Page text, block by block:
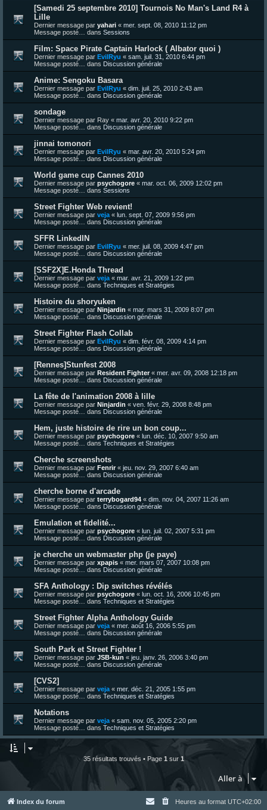
[Samedi 25 septembre 2010] Tournois No Man's Land R4 à
Lille
Dernier message par yahari « mer. sept. 08, 2010 11:12 pm
Message posté… dans Sessions
Film: Space Pirate Captain Harlock ( Albator quoi )
Dernier message par EvilRyu « sam. juil. 31, 2010 6:44 pm
Message posté… dans Discussion générale
Anime: Sengoku Basara
Dernier message par EvilRyu « dim. juil. 25, 2010 2:43 am
Message posté… dans Discussion générale
sondage
Dernier message par Ray « mar. avr. 20, 2010 9:22 pm
Message posté… dans Discussion générale
jinnai tomonori
Dernier message par EvilRyu « mar. avr. 20, 2010 5:24 pm
Message posté… dans Discussion générale
World game cup Cannes 2010
Dernier message par psychogore « mar. oct. 06, 2009 12:02 pm
Message posté… dans Sessions
Street Fighter Web revient!
Dernier message par veja « lun. sept. 07, 2009 9:56 pm
Message posté… dans Discussion générale
SFFR LinkedIN
Dernier message par EvilRyu « mer. juil. 08, 2009 4:47 pm
Message posté… dans Discussion générale
[SSF2X]E.Honda Thread
Dernier message par veja « mar. avr. 21, 2009 1:22 pm
Message posté… dans Techniques et Stratégies
Histoire du shoryuken
Dernier message par Ninjardin « mar. mars 31, 2009 8:07 pm
Message posté… dans Discussion générale
Street Fighter Flash Collab
Dernier message par EvilRyu « dim. févr. 08, 2009 4:14 pm
Message posté… dans Discussion générale
[Rennes]Stunfest 2008
Dernier message par Resident Fighter« mer. avr. 09, 2008 12:18 pm
Message posté… dans Discussion générale
La fête de l'animation 2008 à lille
Dernier message par Ninjardin « ven. févr. 29, 2008 8:48 pm
Message posté… dans Discussion générale
Hem, juste histoire de rire un bon coup...
Dernier message par psychogore « lun. déc. 10, 2007 9:50 am
Message posté… dans Techniques et Stratégies
Cherche screenshots
Dernier message par Fenrir« jeu. nov. 29, 2007 6:40 am
Message posté… dans Discussion générale
cherche borne d'arcade
Dernier message par terrybogard94 « dim. nov. 04, 2007 11:26 am
Message posté… dans Discussion générale
Emulation et fidelité...
Dernier message par psychogore « lun. juil. 02, 2007 5:31 pm
Message posté… dans Discussion générale
je cherche un webmaster php (je paye)
Dernier message par xpapis « mer. mars 07, 2007 10:08 pm
Message posté… dans Discussion générale
SFA Anthology : Dip switches révélés
Dernier message par psychogore « lun. oct. 16, 2006 10:45 pm
Message posté… dans Techniques et Stratégies
Street Fighter Alpha Anthology Guide
Dernier message par veja « mer. août 16, 2006 5:55 pm
Message posté… dans Discussion générale
South Park et Street Fighter !
Dernier message par JSB-kun « jeu. janv. 26, 2006 3:40 pm
Message posté… dans Discussion générale
[CVS2]
Dernier message par veja « mer. déc. 21, 2005 1:55 pm
Message posté… dans Techniques et Stratégies
Notations
Dernier message par veja « sam. nov. 05, 2005 2:20 pm
Message posté… dans Techniques et Stratégies
35 résultats trouvés • Page 1 sur 1
Aller à
Index du forum Heures au format UTC+02:00